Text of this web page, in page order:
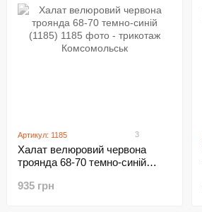
Артикул: 1185 3
Халат велюровий червона
троянда 68-70 темно-синій
935 грн